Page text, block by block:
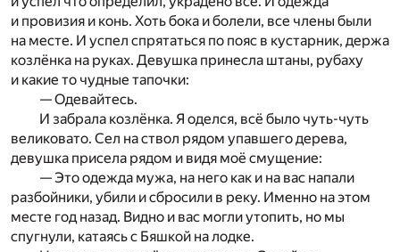
и провизия и конь. Хоть бока и болели, все члены были
на месте. И успел спрятаться по пояс в кустарник, держа
козлёнка на руках. Девушка принесла штаны, рубаху
и какие то чудные тапочки:
— Одевайтесь.
И забрала козлёнка. Я оделся, всё было чуть-чуть
великовато. Сел на ствол рядом упавшего дерева,
девушка присела рядом и видя моё смущение:
— Это одежда мужа, на него как и на вас напали
разбойники, убили и сбросили в реку. Именно на этом
месте год назад. Видно и вас могли утопить, но мы
спугнули, катаясь с Бяшкой на лодке.